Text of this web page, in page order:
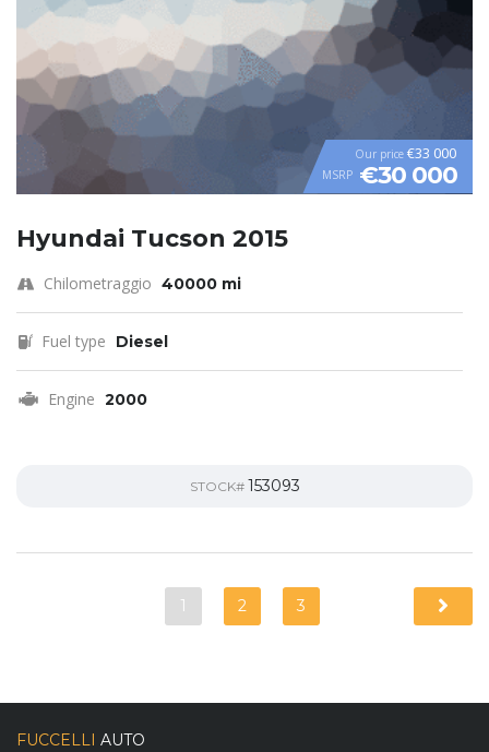
Our price €33 000
MSRP €30 000
Hyundai Tucson 2015
Chilometraggio 40000 mi
Fuel type Diesel
Engine 2000
STOCK# 153093
1 2 3
FUCCELLI AUTO